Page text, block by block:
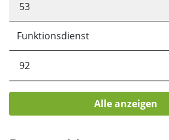
53
Funktionsdienst
92
Wirtschaftsversorgungsdienst
Alle anzeigen